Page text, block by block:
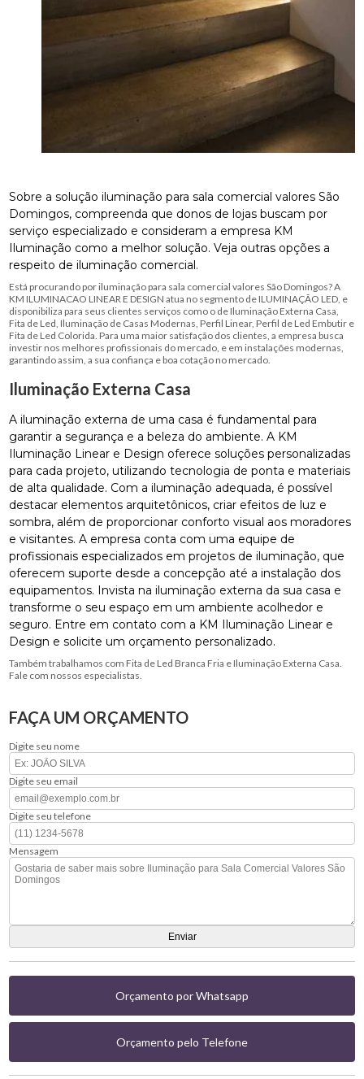
Sobre a solução iluminação para sala comercial valores São
Domingos, compreenda que donos de lojas buscam por
serviço especializado e consideram a empresa KM
Iluminação como a melhor solução. Veja outras opções a
respeito de iluminação comercial.
Está procurando por iluminação para sala comercial valores São Domingos? A
KM ILUMINACAO LINEAR E DESIGN atua no segmento de ILUMINAÇÃO LED, e
disponibiliza para seus clientes serviços como o de Iluminação Externa Casa,
Fita de Led, Iluminação de Casas Modernas, Perfil Linear, Perfil de Led Embutir e
Fita de Led Colorida. Para uma maior satisfação dos clientes, a empresa busca
investir nos melhores profissionais do mercado, e em instalações modernas,
garantindo assim, a sua confiança e boa cotação no mercado.
Iluminação Externa Casa
A iluminação externa de uma casa é fundamental para
garantir a segurança e a beleza do ambiente. A KM
Iluminação Linear e Design oferece soluções personalizadas
para cada projeto, utilizando tecnologia de ponta e materiais
de alta qualidade. Com a iluminação adequada, é possível
destacar elementos arquitetônicos, criar efeitos de luz e
sombra, além de proporcionar conforto visual aos moradores
e visitantes. A empresa conta com uma equipe de
profissionais especializados em projetos de iluminação, que
oferecem suporte desde a concepção até a instalação dos
equipamentos. Invista na iluminação externa da sua casa e
transforme o seu espaço em um ambiente acolhedor e
seguro. Entre em contato com a KM Iluminação Linear e
Design e solicite um orçamento personalizado.
Também trabalhamos com Fita de Led Branca Fria e Iluminação Externa Casa.
Fale com nossos especialistas.
FAÇA UM ORÇAMENTO
Digite seu nome
Digite seu email
Digite seu telefone
Mensagem
Orçamento por Whatsapp
Orçamento pelo Telefone